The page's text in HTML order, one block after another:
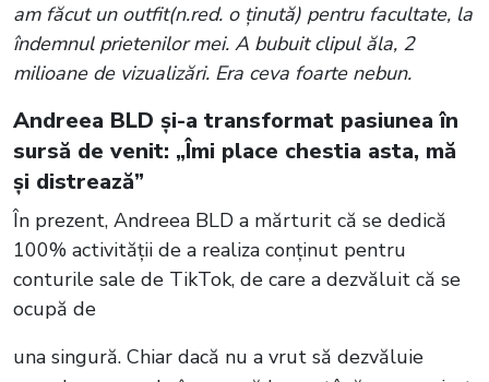
am făcut un outfit(n.red. o ținută) pentru facultate, la
îndemnul prietenilor mei. A bubuit clipul ăla, 2
milioane de vizualizări. Era ceva foarte nebun.
Andreea BLD și-a transformat pasiunea în
sursă de venit: „Îmi place chestia asta, mă
și distrează”
În prezent, Andreea BLD a mărturit că se dedică
100% activității de a realiza conținut pentru
conturile sale de TikTok, de care a dezvăluit că se
ocupă de
una singură. Chiar dacă nu a vrut să dezvăluie